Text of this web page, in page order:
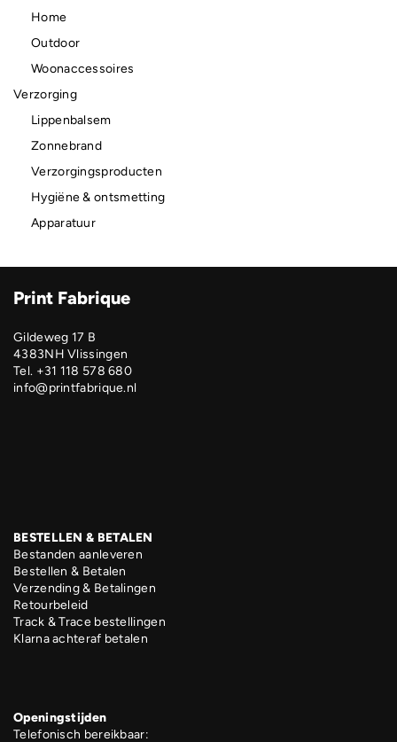
Home
Outdoor
Woonaccessoires
Verzorging
Lippenbalsem
Zonnebrand
Verzorgingsproducten
Hygiëne & ontsmetting
Apparatuur
Print Fabrique
Gildeweg 17 B
4383NH Vlissingen
Tel. +31 118 578 680
info@printfabrique.nl
BESTELLEN & BETALEN
Bestanden aanleveren
Bestellen & Betalen
Verzending & Betalingen
Retourbeleid
Track & Trace bestellingen
Klarna achteraf betalen
Openingstijden
Telefonisch bereikbaar: